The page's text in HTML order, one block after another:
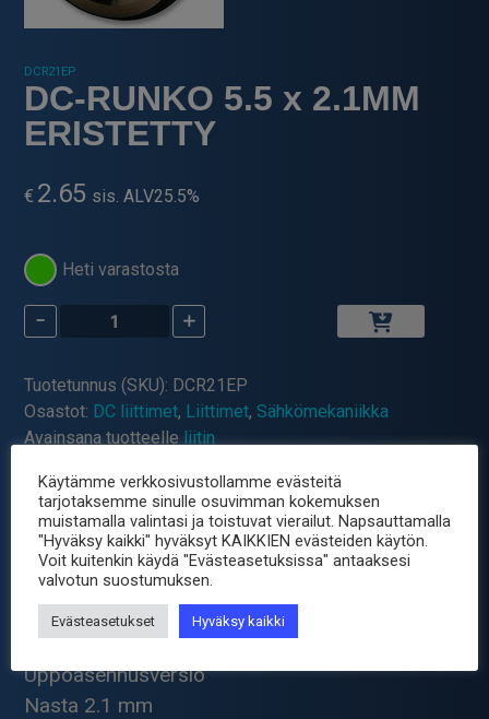
DCR21EP
DC-RUNKO 5.5 x 2.1MM
ERISTETTY
€ 2.65 sis. ALV25.5%
Heti varastosta
-
DC-
RUNKO
x
2.1MM
ERISTETTY
määrä
+
Tuotetunnus (SKU): DCR21EP
Osastot: DC liittimet, Liittimet, Sähkömekaniikka
Avainsana tuotteelle liitin
Tuotetiedot
Sisähalkaisija 5.5 mm
Kotelon sukupuoli naaras
Muotoilu Laiteliitin
Uppoasennusversio
Nasta 2.1 mm
Käytämme verkkosivustollamme evästeitä
tarjotaksemme sinulle osuvimman kokemuksen
muistamalla valintasi ja toistuvat vierailut. Napsauttamalla
"Hyväksy kaikki" hyväksyt KAIKKIEN evästeiden käytön.
Voit kuitenkin käydä "Evästeasetuksissa" antaaksesi
valvotun suostumuksen.
Evästeasetukset Hyväksy kaikki